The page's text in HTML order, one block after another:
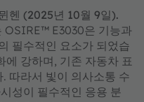
헨 (2025년 10월 9일).
OSIRE™ E3030은 기능과
필수적인 요소가 되었습
에 강하며, 기존 자동차 표
따라서 빛이 의사소통 수
성이 필수적인 응용 분